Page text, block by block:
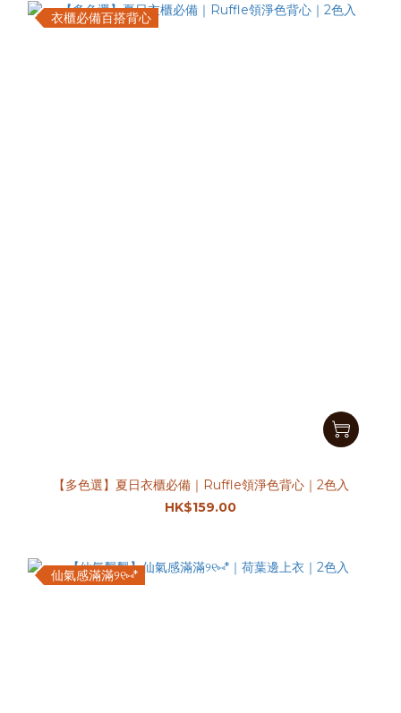
衣櫃必備百搭背心
【多色選】夏日衣櫃必備｜Ruffle領淨色背心｜2色入
HK$159.00
仙氣感滿滿୨୧⑅︎*